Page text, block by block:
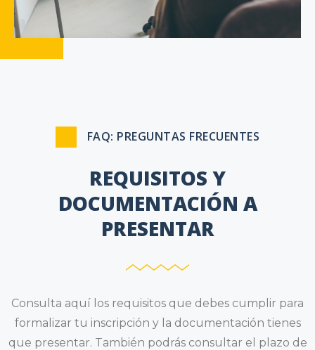
FAQ: PREGUNTAS FRECUENTES
REQUISITOS Y
DOCUMENTACIÓN A
PRESENTAR
Consulta aquí los requisitos que debes cumplir para
formalizar tu inscripción y la documentación tienes
que presentar. También podrás consultar el plazo de